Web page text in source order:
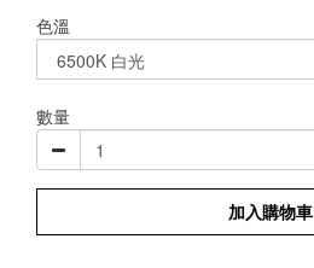
色溫
數量
加入購物車